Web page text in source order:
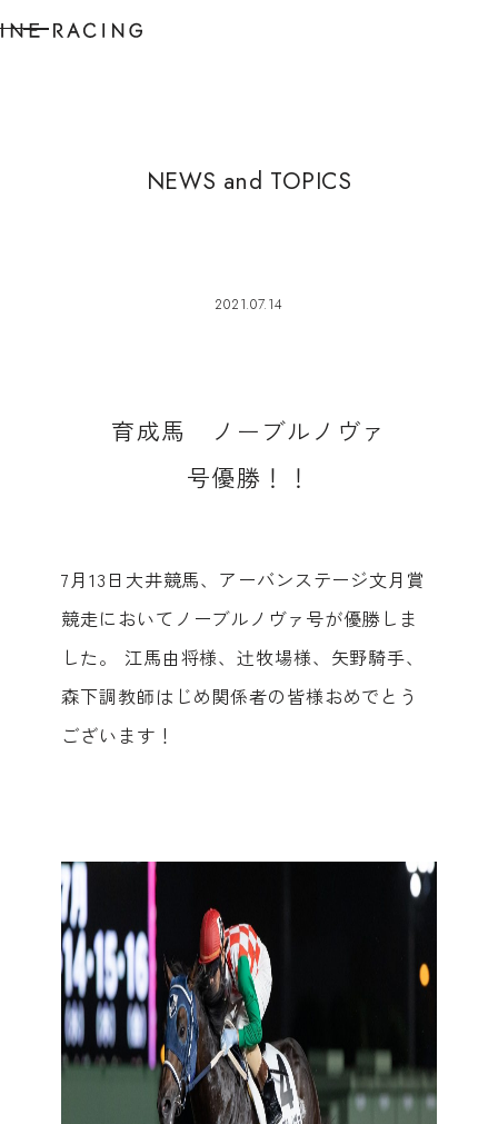
NEWS and TOPICS
2021.07.14
育成馬 ノ ー ブル ノ ヴァ
号優勝 ！ ！
7月13日大井競馬、アーバンステージ文月賞
競走においてノーブルノヴァ号が優勝しま
した。 江馬由将様、辻牧場様、矢野騎手、
森下調教師はじめ関係者の皆様おめでとう
ございます！